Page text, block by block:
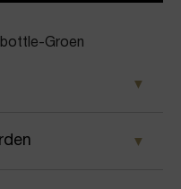
Groen